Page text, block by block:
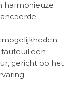
harmonieuze
een
gericht op het